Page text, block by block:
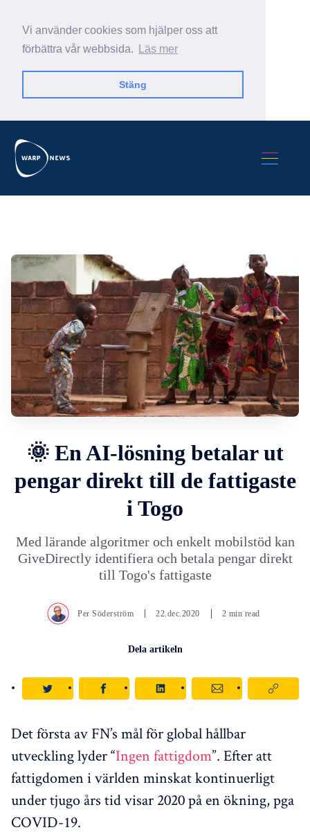
Vi använder cookies som hjälper oss att
förbättra vår webbsida.
Läs mer
Stäng
🌞 En AI-lösning betalar ut
pengar direkt till de fattigaste
i Togo
Med lärande algoritmer och enkelt mobilstöd kan
GiveDirectly identifiera och betala pengar direkt
till Togo's fattigaste
Per Söderström 22.dec.2020 2 min read
Dela artikeln
Det första av FN’s mål för global hållbar
utveckling lyder “Ingen fattigdom”. Efter att
fattigdomen i världen minskat kontinuerligt
under tjugo års tid visar 2020 på en ökning, pga
COVID-19.